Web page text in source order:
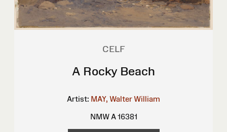
CELF
A Rocky Beach
Artist: MAY, Walter William
NMW A 16381